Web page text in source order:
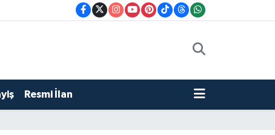
Resmi İlan